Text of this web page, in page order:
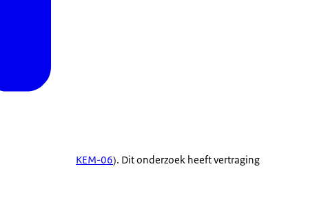
KEM-06). Dit onderzoek heeft vertraging